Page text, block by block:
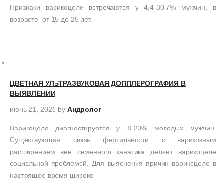
Признаки варикоцеле встречаются у 4,4-30,7% мужчин, в
возрасте от 15 до 25 лет.
ЦВЕТНАЯ УЛЬТРАЗВУКОВАЯ ДОППЛЕРОГРАФИЯ В
ВЫЯВЛЕНИИ
июнь 21, 2026 by Андролог
Варикоцеле диагностируется у 8-20% молодых мужчин.
Существующая связь фертильности с варикозным
расширением вен семенного канатика делает варикоцеле
социальной проблемой. Для выяснения причин варикоцеле в
настоящее время широко